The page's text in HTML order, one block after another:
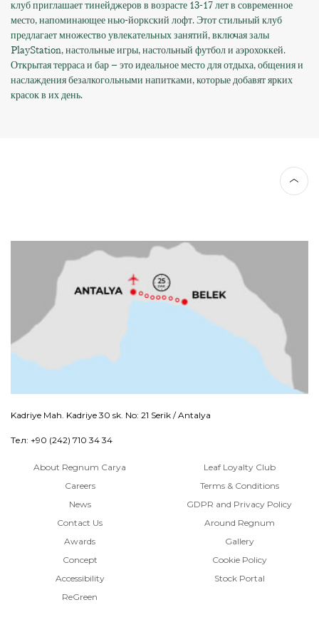
клуб приглашает тинейджеров в возрасте 13-17 лет в современное
место, напоминающее нью-йоркский лофт. Этот стильный клуб
предлагает множество увлекательных занятий, включая залы
PlayStation, настольные игры, настольный футбол и аэрохоккей.
Открытая терраса и бар – это идеальное место для отдыха, общения и
наслаждения безалкогольными напитками, которые добавят ярких
красок в их день.
Kadriye Mah. Kadriye 30 sk. No: 21 Serik / Antalya
Тел: +90 (242) 710 34 34
About Regnum Carya
Careers
News
Contact Us
Awards
Concept
Accessibility
ReGreen
Leaf Loyalty Club
Terms & Conditions
GDPR and Privacy Policy
Around Regnum
Gallery
Cookie Policy
Stock Portal